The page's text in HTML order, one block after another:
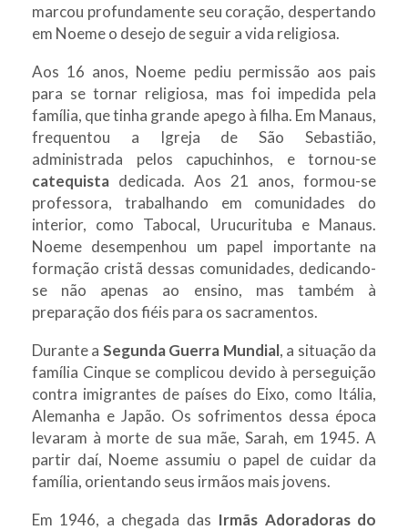
marcou profundamente seu coração, despertando
em Noeme o desejo de seguir a vida religiosa.
Aos 16 anos, Noeme pediu permissão aos pais
para se tornar religiosa, mas foi impedida pela
família, que tinha grande apego à filha. Em Manaus,
frequentou a Igreja de São Sebastião,
administrada pelos capuchinhos, e tornou-se
catequista dedicada. Aos 21 anos, formou-se
professora, trabalhando em comunidades do
interior, como Tabocal, Urucurituba e Manaus.
Noeme desempenhou um papel importante na
formação cristã dessas comunidades, dedicando-
se não apenas ao ensino, mas também à
preparação dos fiéis para os sacramentos.
Durante a Segunda Guerra Mundial, a situação da
família Cinque se complicou devido à perseguição
contra imigrantes de países do Eixo, como Itália,
Alemanha e Japão. Os sofrimentos dessa época
levaram à morte de sua mãe, Sarah, em 1945. A
partir daí, Noeme assumiu o papel de cuidar da
família, orientando seus irmãos mais jovens.
Em 1946, a chegada das Irmãs Adoradoras do